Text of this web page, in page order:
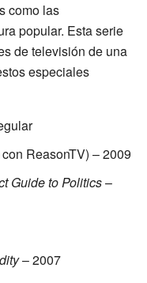
como las
popular. Esta serie
de televisión de una
especiales
ReasonTV) – 2009
Guide to Politics–
– 2007